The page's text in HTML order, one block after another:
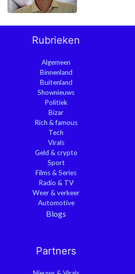
Rubrieken
Algemeen
Binnenland
Buitenland
Shownieuws
Politiek
Bizar
Rich & famous
Tech
Virals
Geld & crypto
Sport
Films & Series
Radio & TV
Weer & verkeer
Automotive
Blogs
Partners